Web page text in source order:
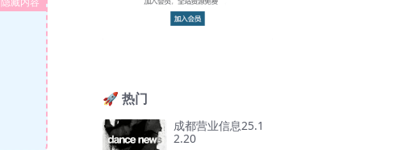
🚀 热门
成都营业信息25.1
2.20